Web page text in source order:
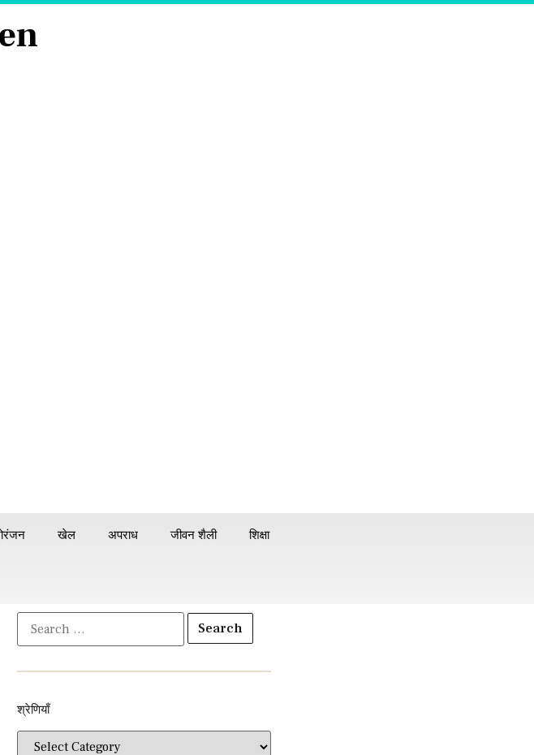
खेल अपराध जीवन शैली शिक्षा
श्रेणियाँ​​